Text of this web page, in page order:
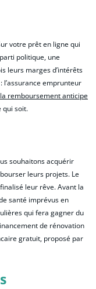
votre prêt en ligne qui
politique, une
leurs marges d’intérêts
emprunteur
remboursement anticipe
qui soit.
souhaitons acquérir
leurs projets. Le
leur rêve. Avant la
santé imprévus en
qui fera gagner du
de rénovation
gratuit, proposé par